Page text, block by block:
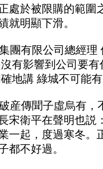
處於被限購的範圍
就明顯下滑。
團有限公司總經理
有影響到公司要
地講 綠城不可能
産傳聞子虛烏有，
宋衛平在聲明也説
一起，度過寒冬。
都不好過。